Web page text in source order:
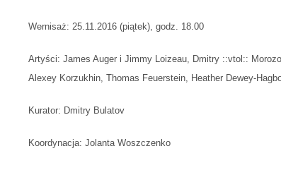
Wernisaż: 25.11.2016 (piątek), godz. 18.00
Artyści: James Auger i Jimmy Loizeau, Dmitry ::vtol::
Alexey Korzukhin, Thomas Feuerstein, Heather Dewey-
Kurator: Dmitry Bulatov
Koordynacja: Jolanta Woszczenko